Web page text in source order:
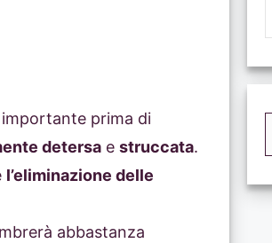
prima di
detersa e struccata.
l’eliminazione delle
abbastanza